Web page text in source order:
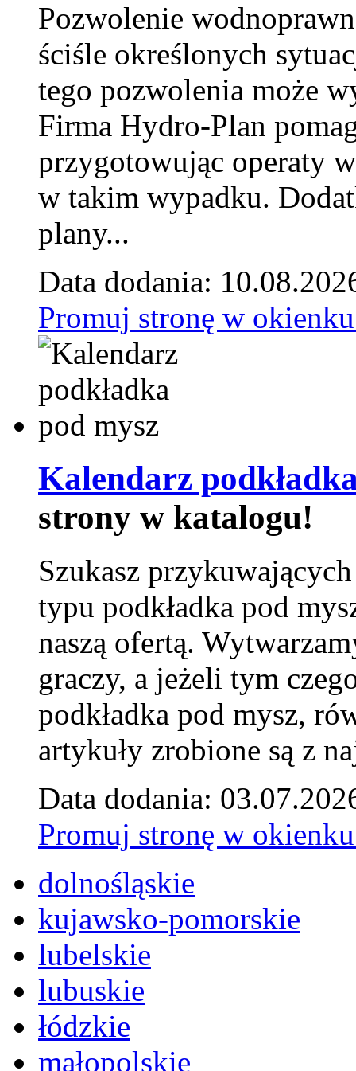
Pozwolenie
ściśle określonych
tego pozwolenia może
Firma Hydro-Plan
przygotowując operaty
w takim wypadku.
plany...
Data dodania:
Promuj stronę w
Kalendarz
strony w katalogu!
Szukasz
typu podkładka pod
naszą ofertą.
graczy, a jeżeli tym
podkładka pod mysz,
artykuły zrobione są z
Data dodania:
Promuj stronę w
dolnośląskie
kujawsko-pomorskie
lubelskie
lubuskie
łódzkie
małopolskie